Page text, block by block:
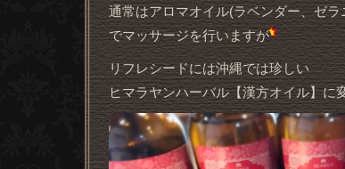
通常はアロマオイル(ラベンダー、ゼ
でマッサージを行いますが
リフレシードには沖縄では珍しい
ヒマラヤンハーバル【漢方オイル】に